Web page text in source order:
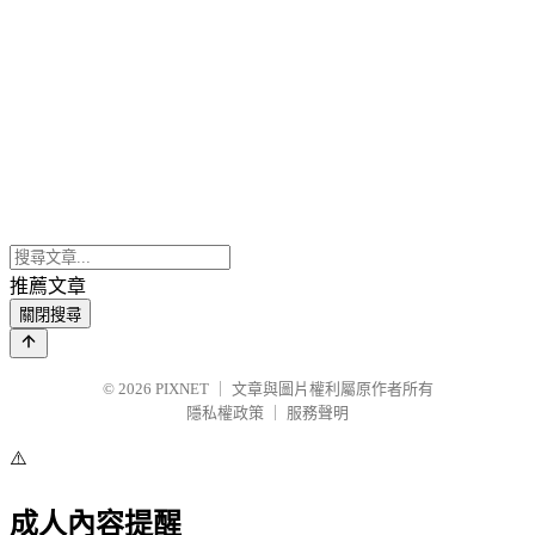
推薦文章
關閉搜尋
© 2026 PIXNET
文章與圖片權利屬原作者所有
隱私權政策
服務聲明
⚠️
成人內容提醒